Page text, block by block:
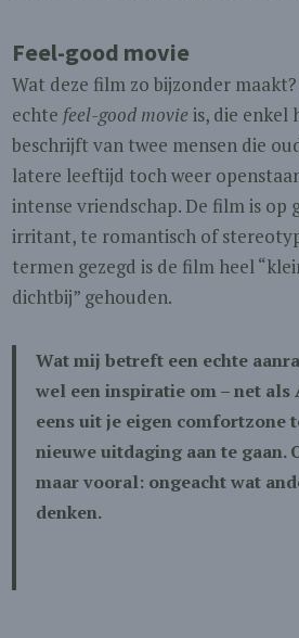
Feel-good movie
Wat deze film zo bijzonder
echte feel-good movieis, die enkel
beschrijft van twee mensen die
latere leeftijd toch weer
intense vriendschap. De film is op
irritant, te romantisch of
termen gezegd is de film heel
dichtbij” gehouden.
Wat mij betreft een echte
wel een inspiratie om – net als
eens uit je eigen comfortzone
nieuwe uitdaging aan te gaan.
maar vooral: ongeacht wat
denken.